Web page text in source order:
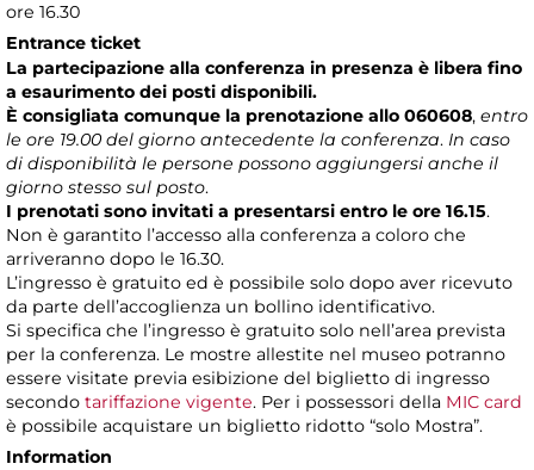
ore 16.30
Entrance ticket
La partecipazione alla conferenza in presenza è libera fino
a esaurimento dei posti disponibili.
È consigliata comunque la prenotazione allo 060608, entro
le ore 19.00 del giorno antecedente la conferenza. In caso
di disponibilità le persone possono aggiungersi anche il
giorno stesso sul posto.
I prenotati sono invitati a presentarsi entro le ore 16.15.
Non è garantito l’accesso alla conferenza a coloro che
arriveranno dopo le 16.30.
L’ingresso è gratuito ed è possibile solo dopo aver ricevuto
da parte dell’accoglienza un bollino identificativo.
Si specifica che l’ingresso è gratuito solo nell’area prevista
per la conferenza. Le mostre allestite nel museo potranno
essere visitate previa esibizione del biglietto di ingresso
secondo tariffazione vigente. Per i possessori della MIC card
è possibile acquistare un biglietto ridotto “solo Mostra”.
Information